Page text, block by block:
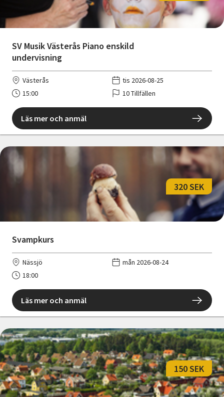
SV Musik Västerås Piano enskild
undervisning
Västerås
tis 2026-08-25
15:00
10 Tillfällen
Läs mer och anmäl
Svampkurs
320 SEK
Nässjö
mån 2026-08-24
18:00
Läs mer och anmäl
150 SEK